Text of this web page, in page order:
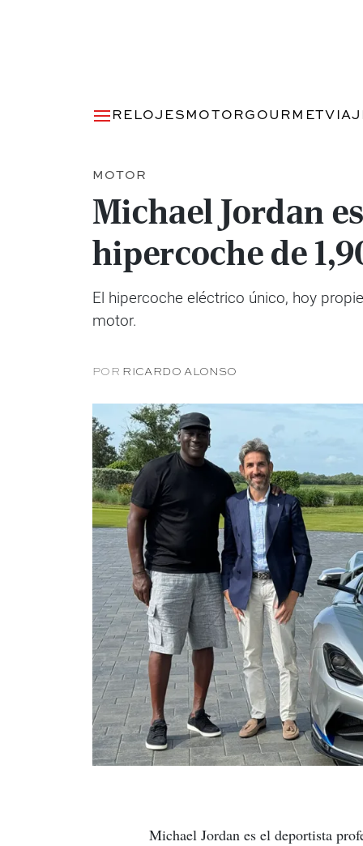
RELOJESMOTORGOURMET
MOTOR
Michael Jordan
hipercoche de
El hipercoche eléctrico único, hoy
motor.
POR RICARDO ALONSO
Michael Jordan es el deportista